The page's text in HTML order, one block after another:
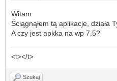
Witam
Ściągnąłem tą aplikacje,
A czy jest apkka na wp 7.5?
<t></t>
Szukaj